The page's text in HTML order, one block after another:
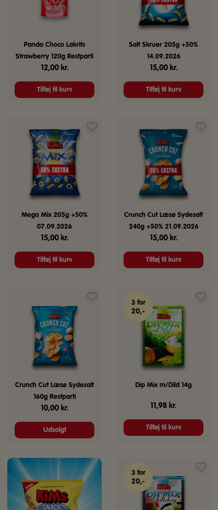
Panda Choco Lakrits
Strawberry 120g Restparti
12,00 kr.
Tilføj til kurv
Salt Skruer 205g +50%
14.09.2026
15,00 kr.
Tilføj til kurv
Mega Mix 205g +50%
07.09.2026
15,00 kr.
Tilføj til kurv
Crunch Cut Læsø Sydesalt
240g +50% 21.09.2026
15,00 kr.
Tilføj til kurv
Crunch Cut Læsø Sydesalt
160g Restparti
10,00 kr.
Udsolgt
3 for
20,-
Dip Mix m/Dild 14g
11,98 kr.
Tilføj til kurv
3 for
20,-